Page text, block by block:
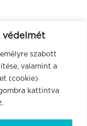
védelmét
szabott
valamint a
(cookie)
kattintva